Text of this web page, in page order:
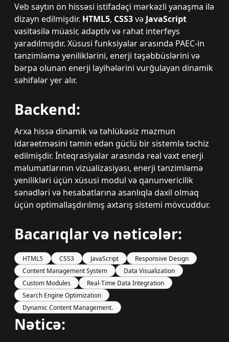
Veb saytın ön hissəsi istifadəçi mərkəzli yanaşma ilə
dizayn edilmişdir. HTML5, CSS3və JavaScript
vasitəsilə müasir, adaptiv və rahat interfeys
yaradılmışdır. Xüsusi funksiyalar arasında PAEC-in
tənzimləmə yeniliklərini, enerji təşəbbüslərini və
bərpa olunan enerji layihələrini vurğulayan dinamik
səhifələr yer alır.
Backend:
Arxa hissə dinamik və təhlükəsiz məzmun
idarəetməsini təmin edən güclü bir sistemlə təchiz
edilmişdir. İnteqrasiyalar arasında real vaxt enerji
məlumatlarının vizualizasiyası, enerji tənzimləmə
yenilikləri üçün xüsusi modul və qanunvericilik
sənədləri və hesabatlarına asanlıqla daxil olmaq
üçün optimallaşdırılmış axtarış sistemi mövcuddur.
Bacarıqlar və nəticələr:
HTML5 CSS3 JavaScript
Responsive Design
Content Management System
Data Visualization
Custom Modules
Real-Time Data Integration
Search Engine Optimization
Dynamic Content Management.
Nəticə: